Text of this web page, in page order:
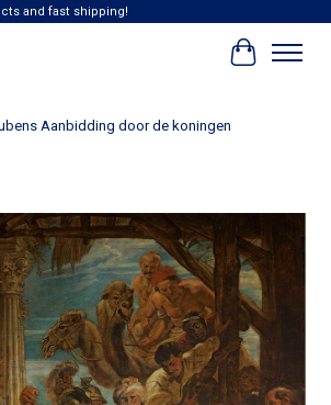
and fast shipping!
Aanbidding door de koningen
image slideshow Items